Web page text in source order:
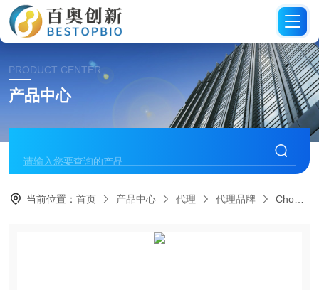
PRODUCT CENTER
产品中心
当前位置：首页 产品中心 代理 代理品牌 Chondrex抗体代理